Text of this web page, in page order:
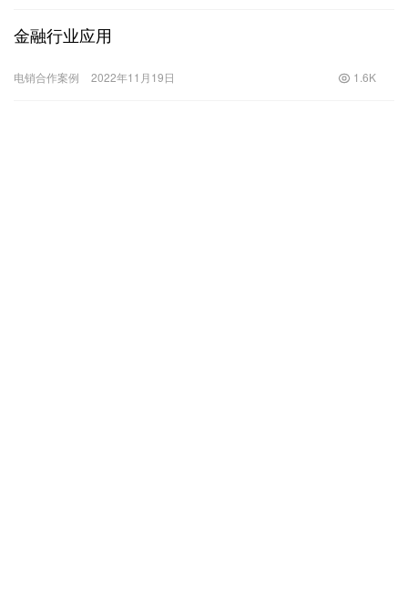
金融行业应用
电销合作案例 2022年11月19日 1.6K